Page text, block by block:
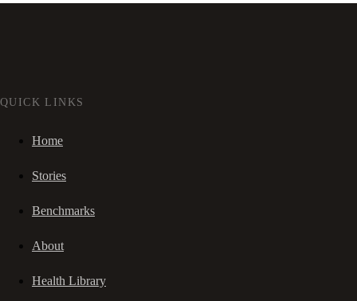
QUICK LINKS
Home
Stories
Benchmarks
About
Health Library